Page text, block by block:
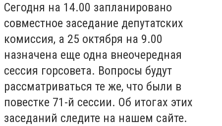
Сегодня на 14.00 запланировано
совместное заседание депутатских
комиссия, а 25 октября на 9.00
назначена еще одна внеочередная
сессия горсовета. Вопросы будут
рассматриваться те же, что были в
повестке 71-й сессии. Об итогах этих
заседаний следите на нашем сайте.